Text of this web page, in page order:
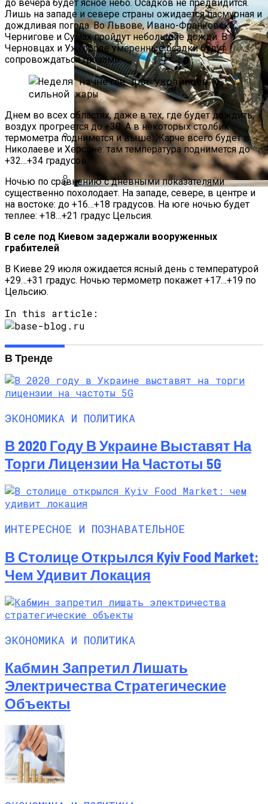
Международная Реакция На Тарифы
Трампа: Что Стоит На Кону
Кризис Безопасности На Гаити:
Ужасающая Реальность Безнадежной
Стало Известно, Сколько Бойцов ВСУ
Погибло С Прошлого Перемирия
до вечера будет ясное небо. Осадков не предвидится.
Лишь на западе и севере страны ожидается пасмурная и
дождливая погода. Во Львове, Ивано-Франковске,
Чернигове и Сумах пройдут небольшие дожди. В
Черновцах и Ужгороде умеренные осадки будут
сопровождаться грозами.
Днем во всех областях, даже в тех, где будет дождить,
воздух прогреется до +30. А в некоторых столбик
термометра поднимется и выше. Жарче всего будет в
Николаеве и Херсоне: там температура поднимется до
+32…+34 градусов.
Ночью по сравнению с дневными показателями
существенно похолодает. На западе, севере, в центре и
на востоке: до +16…+18 градусов. На юге ночью будет
теплее: +18…+21 градус Цельсия.
В селе под Киевом задержали вооруженных
грабителей
В Киеве 29 июля ожидается ясный день с температурой
+29…+31 градус. Ночью термометр покажет +17…+19 по
Цельсию.
In this article:
В Тренде
ЭКОНОМИКА И ПОЛИТИКА
В 2020 Году В Украине Выставят На
Торги Лицензии На Частоты 5G
ИНТЕРЕСНОЕ И ПОЗНАВАТЕЛЬНОЕ
В Столице Открылся Kyiv Food Market:
Чем Удивит Локация
ЭКОНОМИКА И ПОЛИТИКА
Кабмин Запретил Лишать
Электричества Стратегические
Объекты